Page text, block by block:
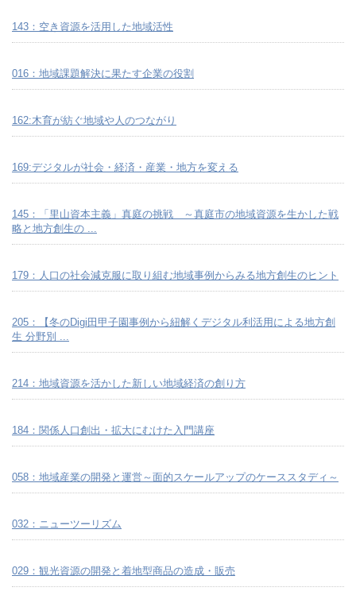
143：空き資源を活用した地域活性
016：地域課題解決に果たす企業の役割
162:木育が紡ぐ地域や人のつながり
169:デジタルが社会・経済・産業・地方を変える
145：「里山資本主義」真庭の挑戦 ～真庭市の地域資源を生かした戦
略と地方創生の ...
179：人口の社会減克服に取り組む地域事例からみる地方創生のヒント
205：【冬のDigi田甲子園事例から紐解くデジタル利活用による地方創
生 分野別 ...
214：地域資源を活かした新しい地域経済の創り方
184：関係人口創出・拡大にむけた入門講座
058：地域産業の開発と運営～面的スケールアップのケーススタディ～
032：ニューツーリズム
029：観光資源の開発と着地型商品の造成・販売